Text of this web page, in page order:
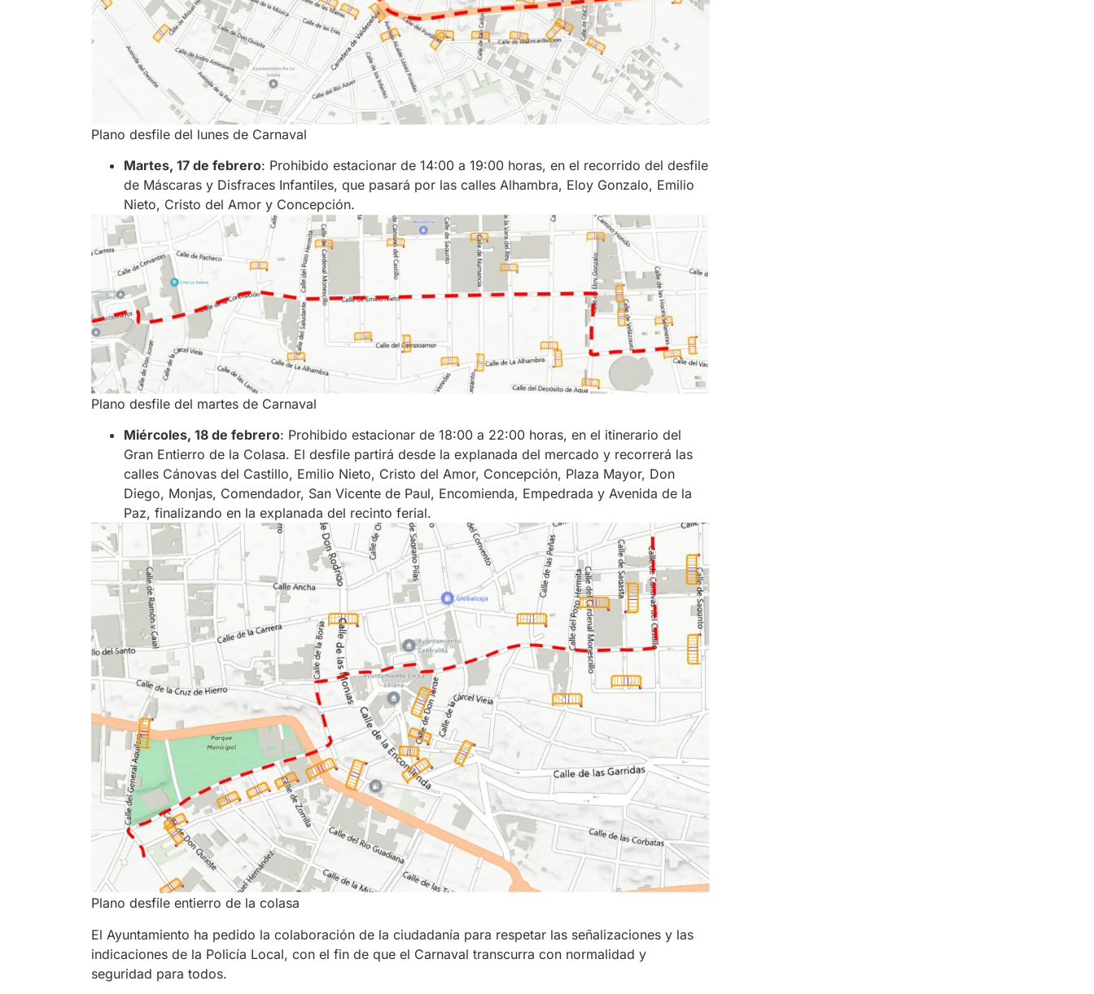
Plano desfile del lunes de Carnaval
Martes, 17 de febrero: Prohibido estacionar de 14:00 a 19:00 horas, en el recorrido del desfile
de Máscaras y Disfraces Infantiles, que pasará por las calles Alhambra, Eloy Gonzalo, Emilio
Nieto, Cristo del Amor y Concepción.
Plano desfile del martes de Carnaval
Miércoles, 18 de febrero: Prohibido estacionar de 18:00 a 22:00 horas, en el itinerario del
Gran Entierro de la Colasa. El desfile partirá desde la explanada del mercado y recorrerá las
calles Cánovas del Castillo, Emilio Nieto, Cristo del Amor, Concepción, Plaza Mayor, Don
Diego, Monjas, Comendador, San Vicente de Paul, Encomienda, Empedrada y Avenida de la
Paz, finalizando en la explanada del recinto ferial.
Plano desfile entierro de la colasa
El Ayuntamiento ha pedido la colaboración de la ciudadanía para respetar las señalizaciones y las
indicaciones de la Policía Local, con el fin de que el Carnaval transcurra con normalidad y
seguridad para todos.